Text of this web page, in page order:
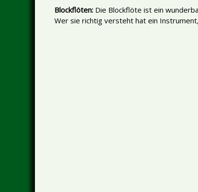
Blockflöten: Die Blockflöte ist ein
Wer sie richtig versteht hat ein